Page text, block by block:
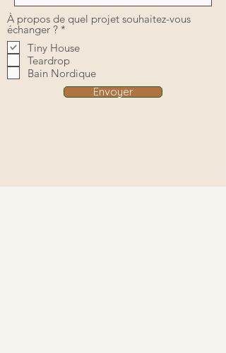
À propos de quel projet souhaitez-vous
échanger ? * O
l
i
g
a
t
Tiny House
Teardrop
Bain Nordique
Envoyer